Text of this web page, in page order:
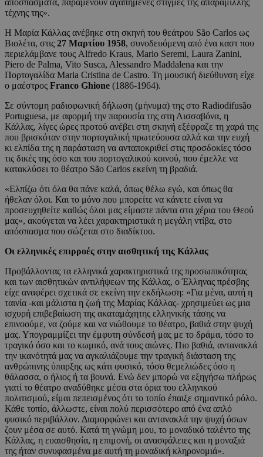
αποσπάσματα, παραμένουν αγαπημένες στιγμές της απαράμιλλης
τέχνης της».
H Μαρία Κάλλας ανέβηκε στη σκηνή του θεάτρου São Carlos ως
Βιολέτα, στις 27 Μαρτίου 1958, συνοδευόμενη από ένα καστ που
περιελάμβανε τους Alfredo Kraus, Mario Seremi, Laura Zanini,
Piero de Palma, Vito Susca, Alessandro Maddalena και την
Πορτογαλίδα Maria Cristina de Castro. Τη μουσική διεύθυνση είχε
ο μαέστρος Franco Ghione (1886-1964).
Σε σύντομη ραδιοφωνική δήλωση (μήνυμα) της στο Radiodifusão
Portuguesa, με αφορμή την παρουσία της στη Λισσαβόνα, η
Κάλλας, λίγες ώρες προτού ανέβει στη σκηνή εξέφραζε τη χαρά της
που βρισκόταν στην πορτογαλική πρωτεύουσα αλλά και την ευχή
κι ελπίδα της η παράσταση να ανταποκριθεί στις προσδοκίες τόσο
τις δικές της όσο και του πορτογαλικού κοινού, που έμελλε να
κατακλύσει το θέατρο São Carlos εκείνη τη βραδιά.
«Ελπίζω ότι όλα θα πάνε καλά, όπως θέλω εγώ, και όπως θα
ήθελαν όλοι. Και το μόνο που μπορείτε να κάνετε είναι να
προσευχηθείτε καθώς όλοι μας είμαστε πάντα στα χέρια του Θεού
μας», ακούγεται να λέει χαρακτηριστικά η μεγάλη ντίβα, στο
απόσπασμα που σώζεται στο διαδίκτυο.
Οι ελληνικές επιρροές στην αισθητική της Κάλλας
Προβάλλοντας τα ελληνικά χαρακτηριστικά της προσωπικότητας
και των αισθητικών αντιλήψεων της Κάλλας, ο Έλληνας πρέσβης
είχε αναφέρει σχετικά σε εκείνη την εκδήλωση: «Για μένα, αυτή η
ταινία -και μάλιστα η ζωή της Μαρίας Κάλλας- χρησιμεύει ως μια
ισχυρή επιβεβαίωση της ακαταμάχητης ελληνικής τάσης να
επινοούμε, να ζούμε και να νιώθουμε το θέατρο, βαθιά στην ψυχή
μας. Υπογραμμίζει την έμφυτη σύνδεσή μας με το δράμα, τόσο το
τραγικό όσο και το κωμικό, ανά τους αιώνες. Πιο βαθιά, αντανακλά
την ικανότητά μας να αγκαλιάζουμε την τραγική διάσταση της
ανθρώπινης ύπαρξης ως κάτι φυσικό, τόσο θεμελιώδες όσο η
θάλασσα, ο ήλιος ή τα βουνά. Ενώ δεν μπορώ να εξηγήσω πλήρως
γιατί το θέατρο αναδύθηκε μέσα στα όρια του ελληνικού
πολιτισμού, είμαι πεπεισμένος ότι το τοπίο έπαιξε σημαντικό ρόλο.
Κάθε τοπίο, άλλωστε, είναι πολύ περισσότερο από ένα απλό
φυσικό περιβάλλον. Διαμορφώνει και αντανακλά την ψυχή όσων
ζουν μέσα σε αυτό. Κατά τη γνώμη μου, το μοναδικό ταλέντο της
Κάλλας, η ευαισθησία, η επιμονή, οι ανασφάλειες και η μοναξιά
της ήταν συνυφασμένα με αυτή τη μοναδική κληρονομιά».